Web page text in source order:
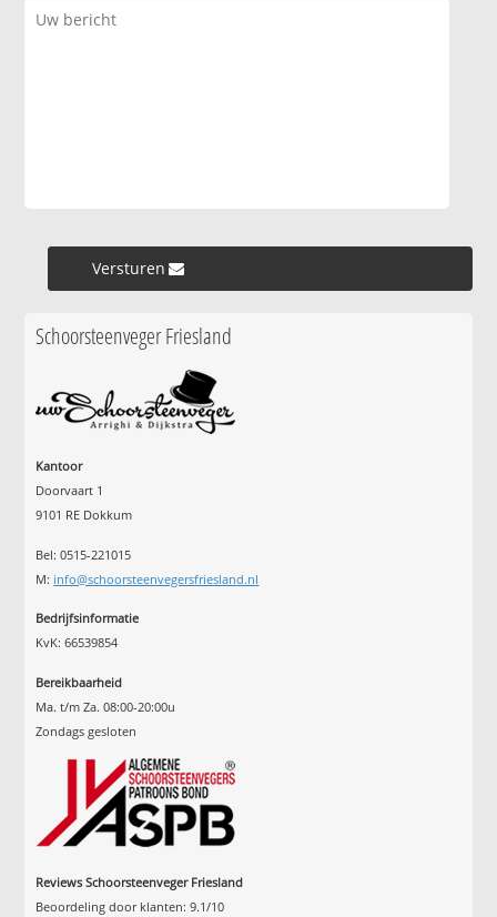
Versturen »
Schoorsteenveger Friesland
Kantoor
Doorvaart 1
9101 RE Dokkum
Bel: 0515-221015
M: info@schoorsteenvegersfriesland.nl
Bedrijfsinformatie
KvK: 66539854
Bereikbaarheid
Ma. t/m Za. 08:00-20:00u
Zondags gesloten
Reviews Schoorsteenveger Friesland
Beoordeling door klanten:9.1/10